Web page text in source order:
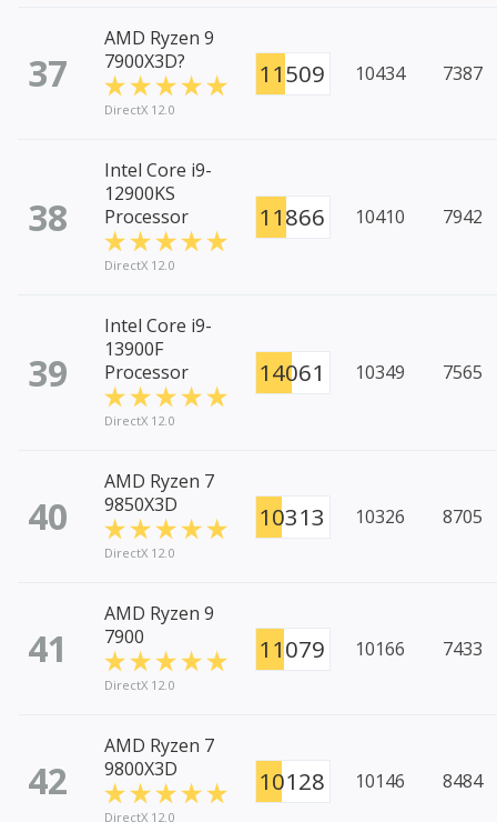
37
AMD Ryzen 9
7900X3D?
DirectX 12.0
11509 10434 7387
38
Intel Core i9-
12900KS
Processor
DirectX 12.0
11866 10410 7942
39
Intel Core i9-
13900F
Processor
DirectX 12.0
14061 10349 7565
40
AMD Ryzen 7
9850X3D
DirectX 12.0
10313 10326 8705
41
AMD Ryzen 9
7900
DirectX 12.0
11079 10166 7433
42
AMD Ryzen 7
9800X3D
DirectX 12.0
10128 10146 8484